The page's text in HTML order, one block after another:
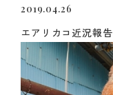
2019.04.26
エアリカコ近況報告